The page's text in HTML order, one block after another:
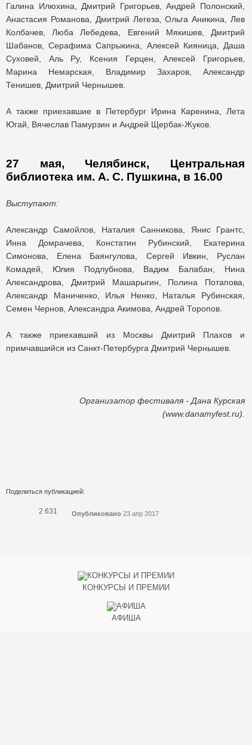
Галина Илюхина, Дмитрий Григорьев, Андрей Полонский,
Анастасия Романова, Дмитрий Легеза, Ольга Аникина, Лев
Колбачев, Люба Лебедева, Евгений Мякишев, Дмитрий
Шабанов, Серафима Сапрыкина, Алексей Кияница, Даша
Суховей, Аль Ру, Ксения Герцен, Алексей Григорьев,
Марина Немарская, Владимир Захаров, Александр
Тенишев, Дмитрий Чернышев.
А также приехавшие в Петербург Ирина Каренина, Лета
Югай, Вячеслав Памурзин и Андрей Щербак-Жуков.
27 мая, Челябинск, Центральная
библиотека им. А. С. Пушкина, в 16.00
Выступают:
Александр Самойлов, Наталия Санникова, Янис Грантс,
Инна Домрачева, Констатин Рубинский, Екатерина
Симонова, Елена Баянгулова, Сергей Ивкин, Руслан
Комадей, Юлия Подлубнова, Вадим Балабан, Нина
Александрова, Дмитрий Машарыгин, Полина Потапова,
Александр Маниченко, Илья Ненко, Наталья Рубинская,
Семен Чернов, Александра Акимова, Андрей Торопов.
А также приехавший из Москвы Дмитрий Плахов и
примчавшийся из Санкт-Петербурга Дмитрий Чернышев.
Организатор фестиваля - Дана Курская
(www.danamyfest.ru).
Поделиться публикацией:
2 631 Опубликовано 23 апр 2017
КОНКУРСЫ И ПРЕМИИ
АФИША